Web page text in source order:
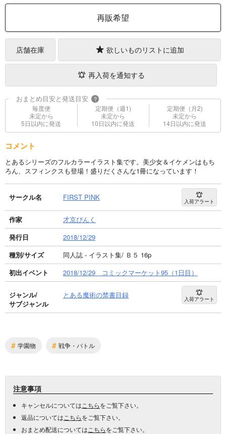
再販希望
店舗在庫 欲しいものリストに追加
再入荷を通知する
おまとめ目安と発送目安 ?
毎度便
未定から
5日以内に発送
定期便（週1)
未定から
10日以内に発送
定期便（月2)
未定から
14日以内に発送
コメント
とあるシリーズのフルカラーイラスト集です。美少女＆イケメンはもち
ろん、スフィンクスも登場！盛りだくさんな1冊になっています！
サークル名 FIRST PINK 入荷アラート
作家
才京ぴんく
発行日
2018/12/29
種別/サイズ
同人誌 - イラスト集/ Ｂ５ 16p
初出イベント
2018/12/29 コミックマーケット95（1日目）
ジャンル/
サブジャンル
とある魔術の禁書目録 入荷アラート
# 学園物 # 戦争・バトル
注意事項
キャンセルについては こちらをご覧下さい。
返品については こちらをご覧下さい。
おまとめ配送については こちらをご覧下さい。